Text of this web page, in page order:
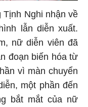
Tịnh Nghi nhận về
lẫn diễn xuất.
nữ diễn viên đã
đoạn biến hóa từ
vì màn chuyển
một phần đến
bắt mắt của nữ